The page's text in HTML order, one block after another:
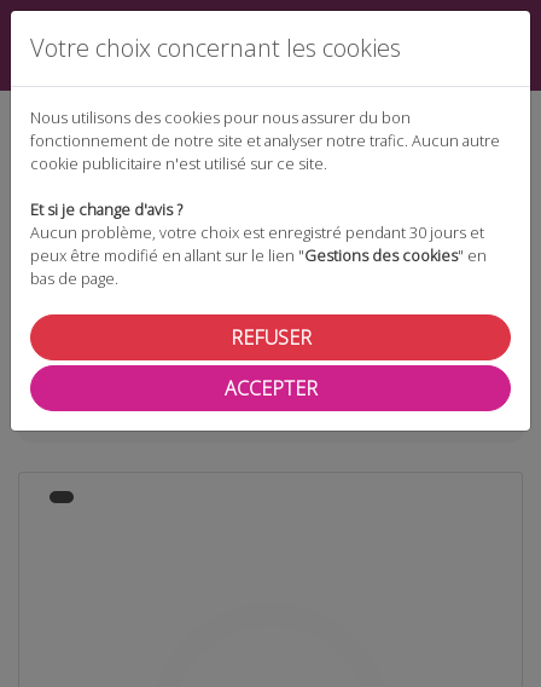
Espace téléchargement
Espace adhérent
Taxonomie complémentaire santé
Votre choix concernant les cookies
Nous utilisons des cookies pour nous assurer du bon
fonctionnement de notre site et analyser notre trafic. Aucun autre
cookie publicitaire n'est utilisé sur ce site.
Et si je change d'avis ?
Aucun problème, votre choix est enregistré pendant 30 jours et
peux être modifié en allant sur le lien "Gestions des cookies" en
bas de page.
REFUSER
ACCEPTER